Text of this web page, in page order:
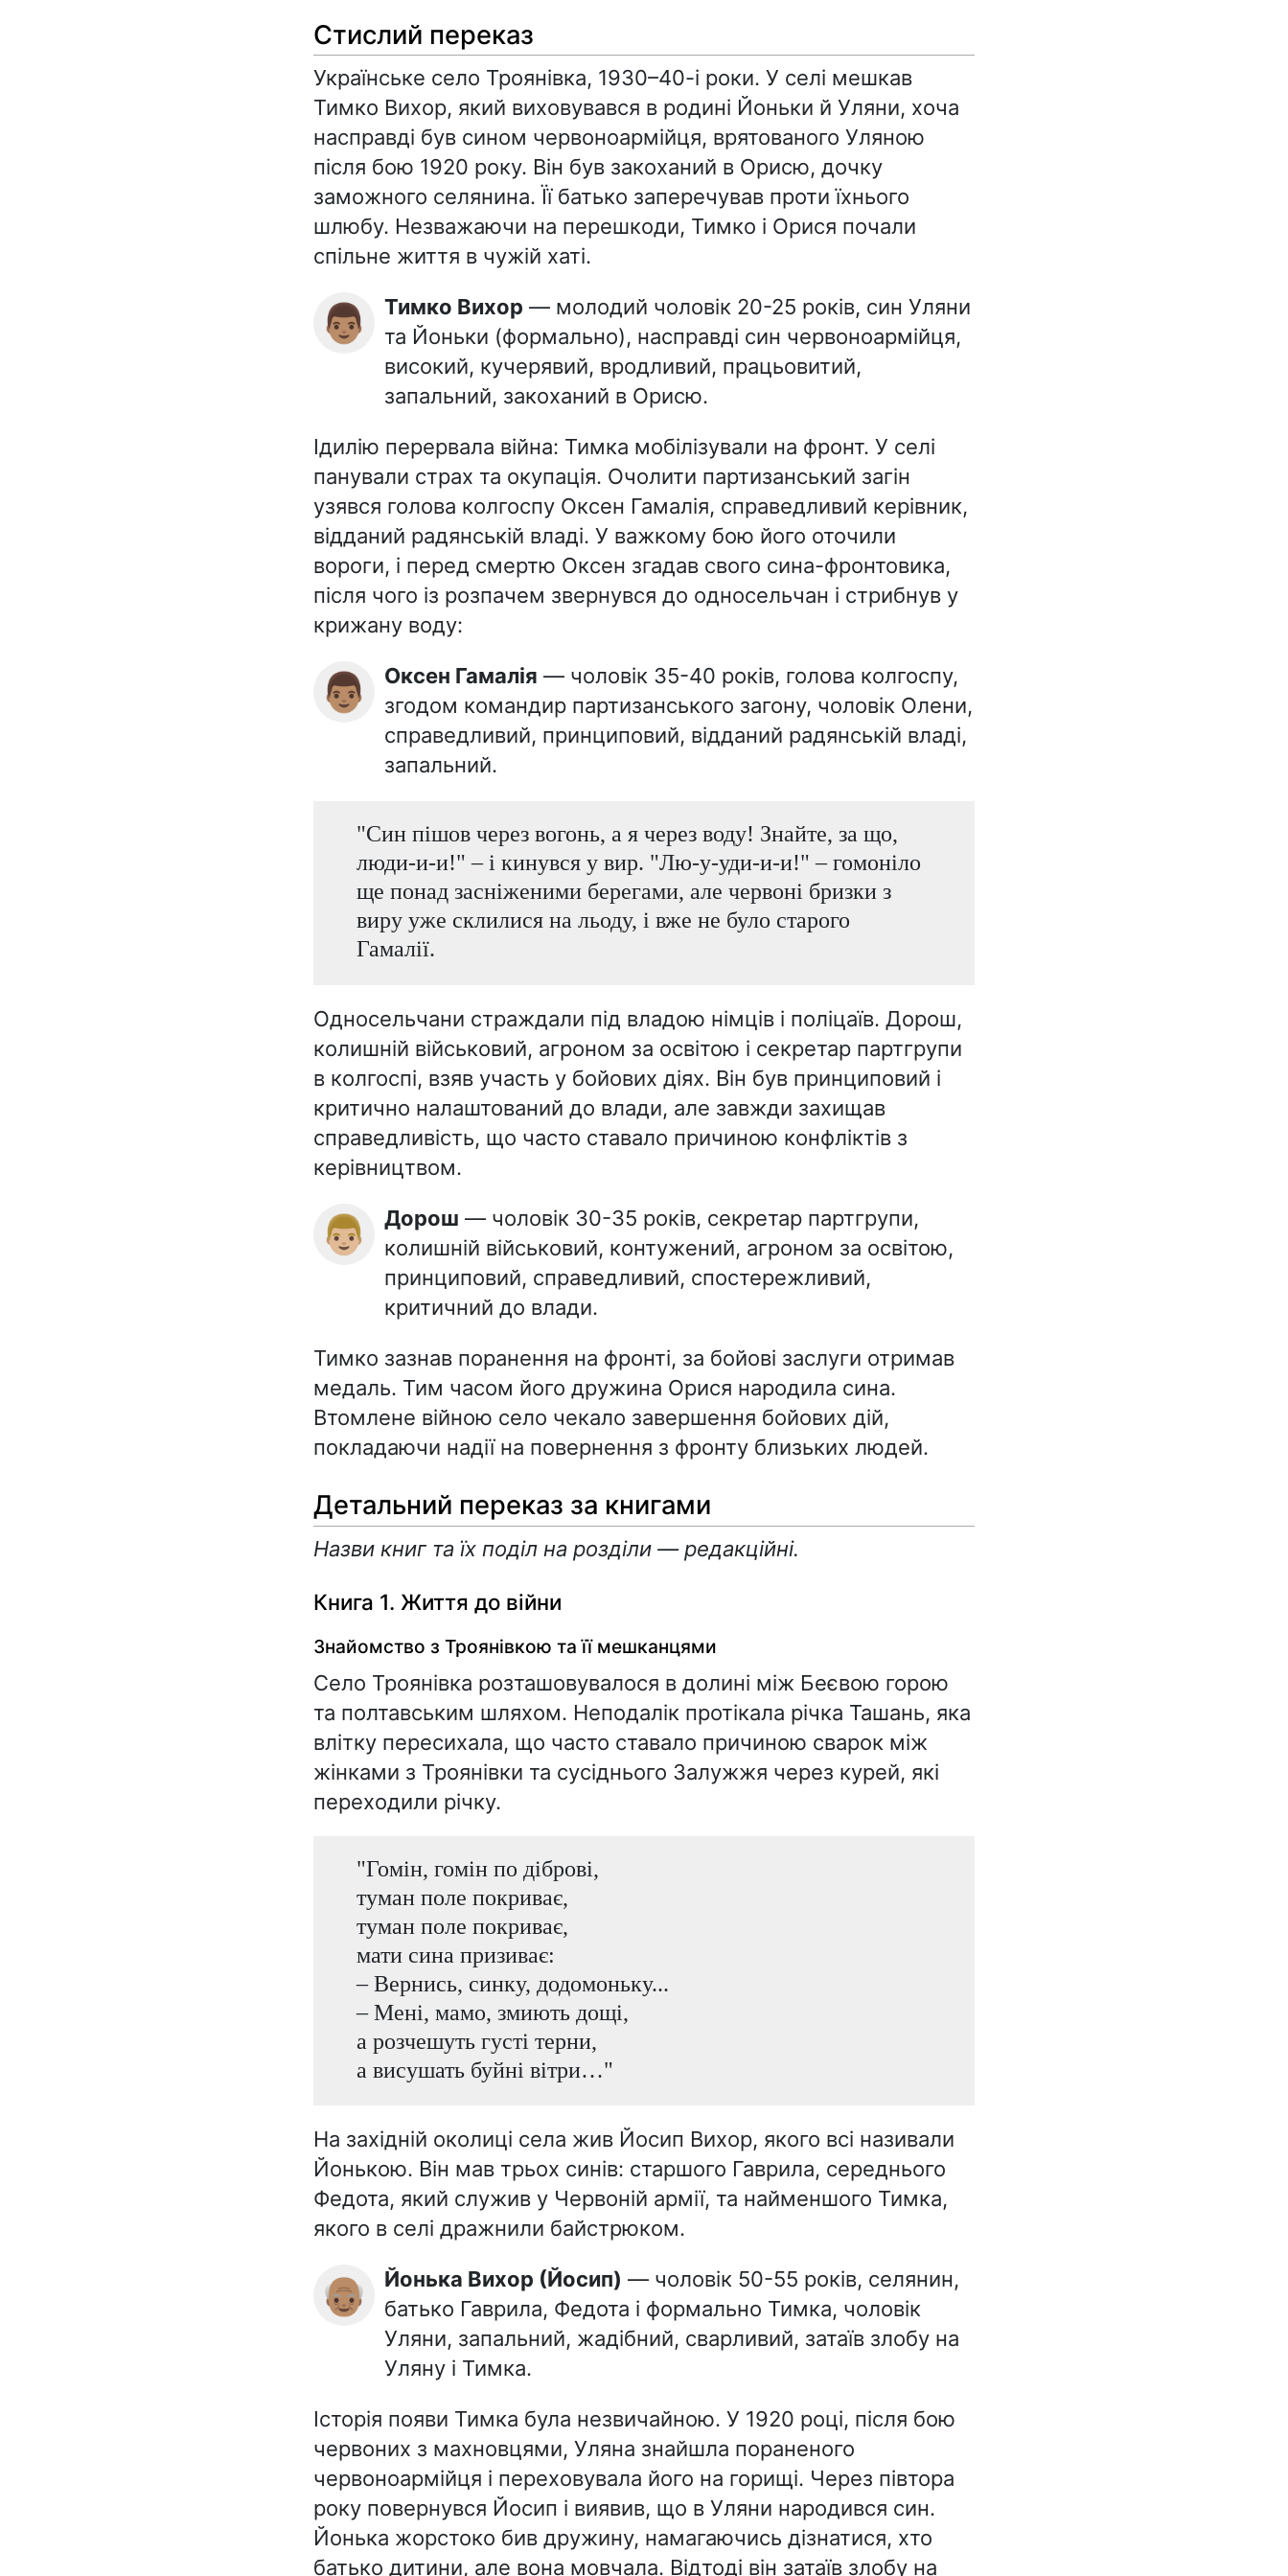
Стислий переказ
Українське село Троянівка, 1930–40-і роки. У селі мешкав
Тимко Вихор, який виховувався в родині Йоньки й Уляни, хоча
насправді був сином червоноармійця, врятованого Уляною
після бою 1920 року. Він був закоханий в Орисю, дочку
заможного селянина. Її батько заперечував проти їхнього
шлюбу. Незважаючи на перешкоди, Тимко і Орися почали
спільне життя в чужій хаті.
👨🏽 Тимко Вихор — молодий чоловік 20-25 років, син Уляни
та Йоньки (формально), насправді син червоноармійця,
високий, кучерявий, вродливий, працьовитий,
запальний, закоханий в Орисю.
Ідилію перервала війна: Тимка мобілізували на фронт. У селі
панували страх та окупація. Очолити партизанський загін
узявся голова колгоспу Оксен Гамалія, справедливий керівник,
відданий радянській владі. У важкому бою його оточили
вороги, і перед смертю Оксен згадав свого сина-фронтовика,
після чого із розпачем звернувся до односельчан і стрибнув у
крижану воду:
👨🏽 Оксен Гамалія — чоловік 35-40 років, голова колгоспу,
згодом командир партизанського загону, чоловік Олени,
справедливий, принциповий, відданий радянській владі,
запальний.
"Син пішов через вогонь, а я через воду! Знайте, за що,
люди-и-и!" – і кинувся у вир. "Лю-у-уди-и-и!" – гомоніло
ще понад засніженими берегами, але червоні бризки з
виру уже склилися на льоду, і вже не було старого
Гамалії.
Односельчани страждали під владою німців і поліцаїв. Дорош,
колишній військовий, агроном за освітою і секретар партгрупи
в колгоспі, взяв участь у бойових діях. Він був принциповий і
критично налаштований до влади, але завжди захищав
справедливість, що часто ставало причиною конфліктів з
керівництвом.
👨🏼 Дорош — чоловік 30-35 років, секретар партгрупи,
колишній військовий, контужений, агроном за освітою,
принциповий, справедливий, спостережливий,
критичний до влади.
Тимко зазнав поранення на фронті, за бойові заслуги отримав
медаль. Тим часом його дружина Орися народила сина.
Втомлене війною село чекало завершення бойових дій,
покладаючи надії на повернення з фронту близьких людей.
Детальний переказ за книгами
Назви книг та їх поділ на розділи — редакційні.
Книга 1. Життя до війни
Знайомство з Троянівкою та її мешканцями
Село Троянівка розташовувалося в долині між Беєвою горою
та полтавським шляхом. Неподалік протікала річка Ташань, яка
влітку пересихала, що часто ставало причиною сварок між
жінками з Троянівки та сусіднього Залужжя через курей, які
переходили річку.
"Гомін, гомін по діброві,
туман поле покриває,
туман поле покриває,
мати сина призиває:
– Вернись, синку, додомоньку...
– Мені, мамо, змиють дощі,
а розчешуть густі терни,
а висушать буйні вітри…"
На західній околиці села жив Йосип Вихор, якого всі називали
Йонькою. Він мав трьох синів: старшого Гаврила, середнього
Федота, який служив у Червоній армії, та найменшого Тимка,
якого в селі дражнили байстрюком.
👴🏽 Йонька Вихор (Йосип) — чоловік 50-55 років, селянин,
батько Гаврила, Федота і формально Тимка, чоловік
Уляни, запальний, жадібний, сварливий, затаїв злобу на
Уляну і Тимка.
Історія появи Тимка була незвичайною. У 1920 році, після бою
червоних з махновцями, Уляна знайшла пораненого
червоноармійця і переховувала його на горищі. Через півтора
року повернувся Йосип і виявив, що в Уляни народився син.
Йонька жорстоко бив дружину, намагаючись дізнатися, хто
батько дитини, але вона мовчала. Відтоді він затаїв злобу на